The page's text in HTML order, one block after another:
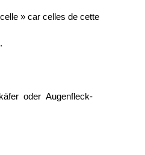
» car celles de cette
oder Augenfleck-